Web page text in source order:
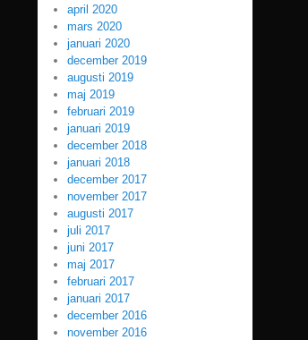
april 2020
mars 2020
januari 2020
december 2019
augusti 2019
maj 2019
februari 2019
januari 2019
december 2018
januari 2018
december 2017
november 2017
augusti 2017
juli 2017
juni 2017
maj 2017
februari 2017
januari 2017
december 2016
november 2016